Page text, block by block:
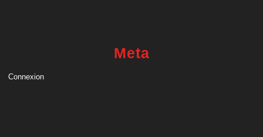
Meta
Connexion